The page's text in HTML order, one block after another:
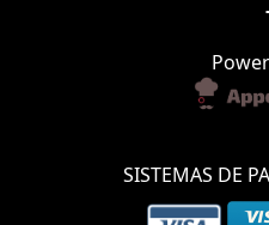
SISTEMAS DE